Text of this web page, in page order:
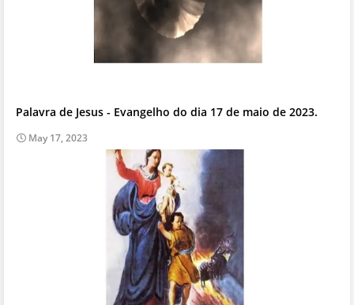
Palavra de Jesus - Evangelho do dia 17 de maio de 2023.
May 17, 2023